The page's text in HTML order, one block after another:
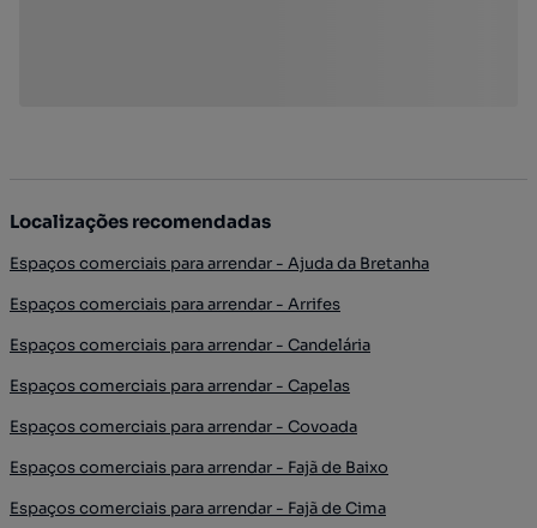
Localizações recomendadas
Espaços comerciais para arrendar - Ajuda da Bretanha
Espaços comerciais para arrendar - Arrifes
Espaços comerciais para arrendar - Candelária
Espaços comerciais para arrendar - Capelas
Espaços comerciais para arrendar - Covoada
Espaços comerciais para arrendar - Fajã de Baixo
Espaços comerciais para arrendar - Fajã de Cima